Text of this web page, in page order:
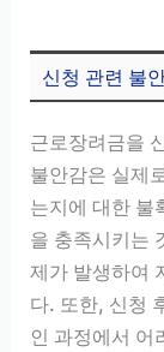
신청 관련 불
근로장려금을
불안감은 실제
는지에 대한 불
을 충족시키는
제가 발생하여
다. 또한, 신청
인 과정에서 어